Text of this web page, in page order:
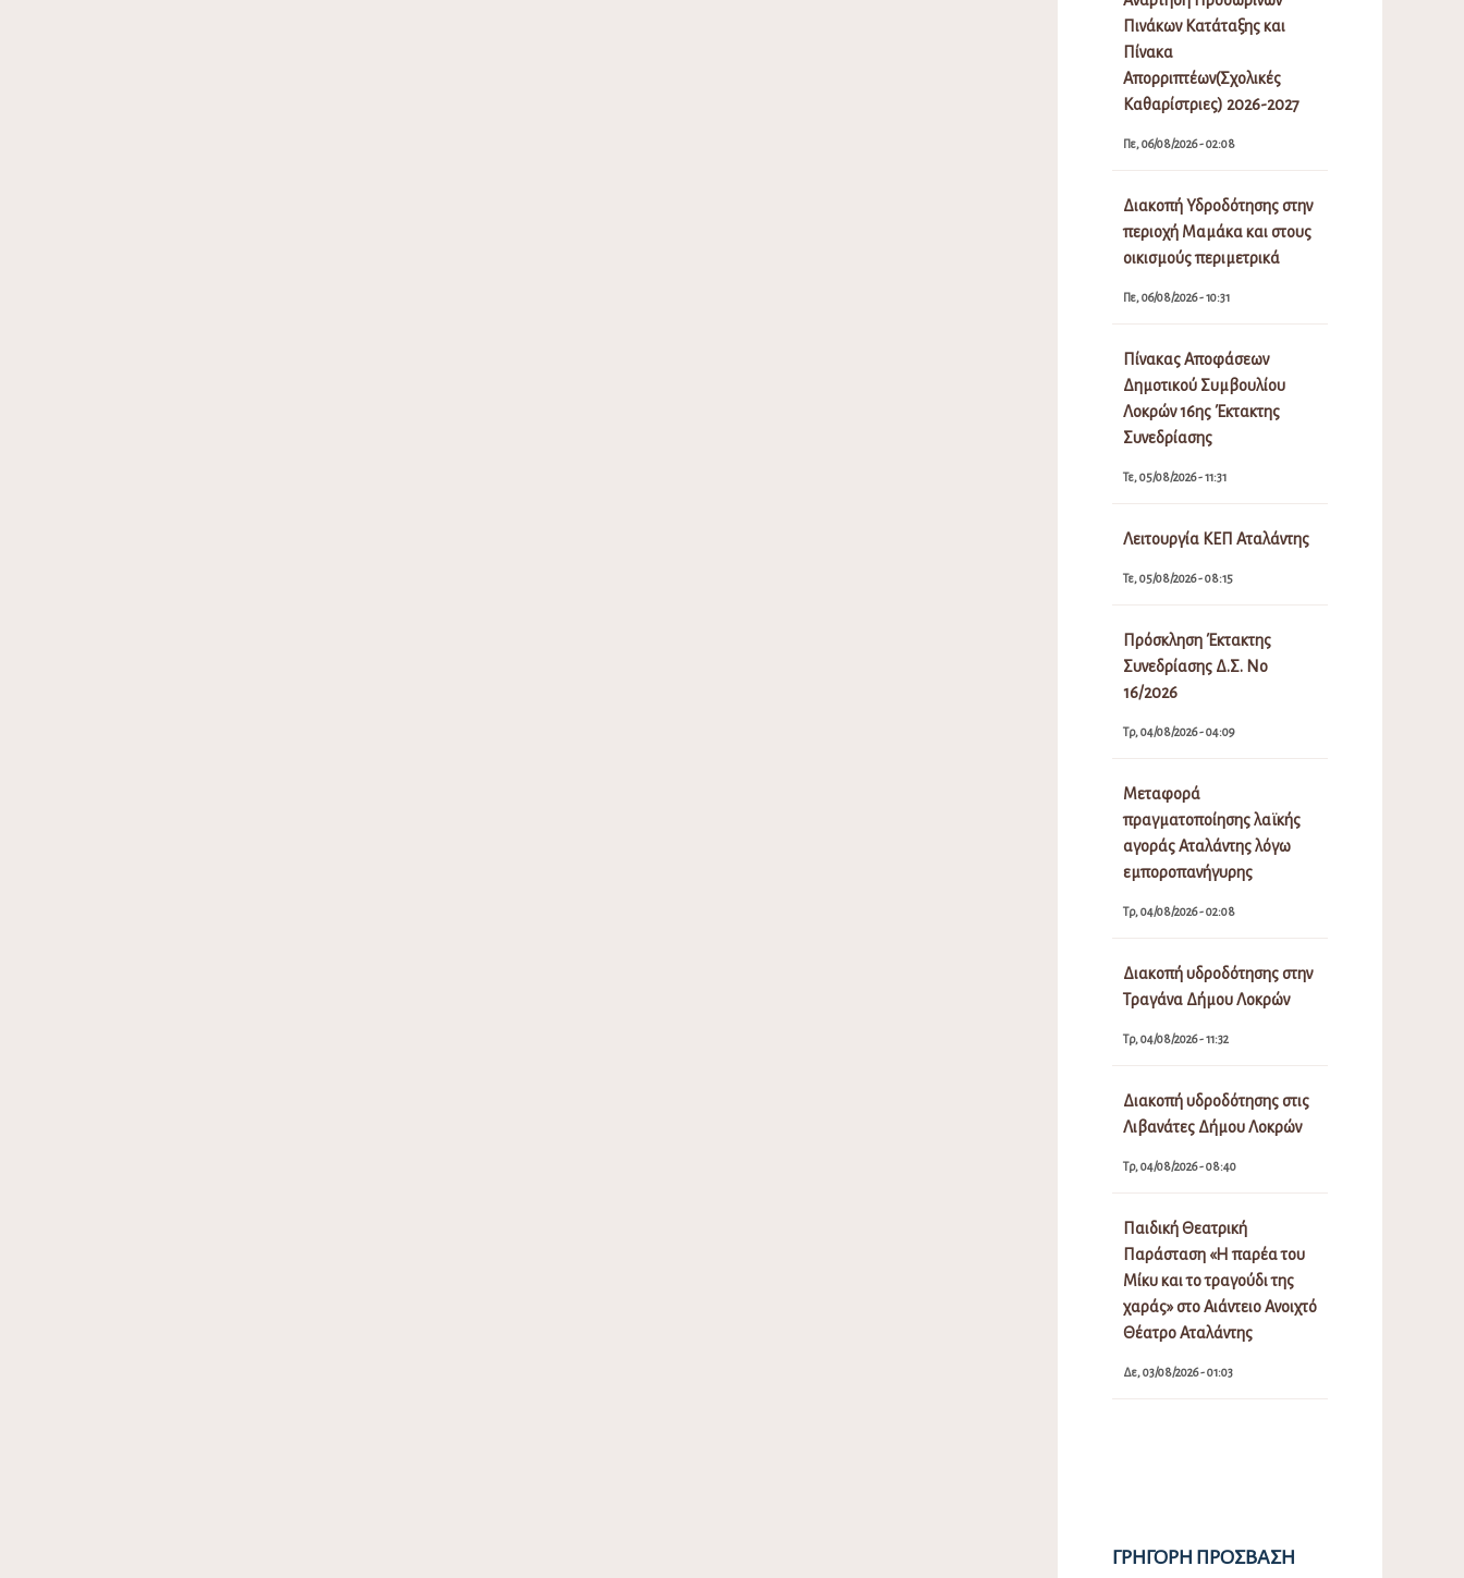
Πινάκων Κατάταξης και
Πίνακα
Απορριπτέων(Σχολικές
Καθαρίστριες) 2026-2027
Πε, 06/08/2026 - 02:08
Διακοπή Υδροδότησης στην
περιοχή Μαμάκα και στους
οικισμούς περιμετρικά
Πε, 06/08/2026 - 10:31
Πίνακας Αποφάσεων
Δημοτικού Συμβουλίου
Λοκρών 16ης Έκτακτης
Συνεδρίασης
Τε, 05/08/2026 - 11:31
Λειτουργία ΚΕΠ Αταλάντης
Τε, 05/08/2026 - 08:15
Πρόσκληση Έκτακτης
Συνεδρίασης Δ.Σ. Νο
16/2026
Τρ, 04/08/2026 - 04:09
Μεταφορά
πραγματοποίησης λαϊκής
αγοράς Αταλάντης λόγω
εμποροπανήγυρης
Τρ, 04/08/2026 - 02:08
Διακοπή υδροδότησης στην
Τραγάνα Δήμου Λοκρών
Τρ, 04/08/2026 - 11:32
Διακοπή υδροδότησης στις
Λιβανάτες Δήμου Λοκρών
Τρ, 04/08/2026 - 08:40
Παιδική Θεατρική
Παράσταση «Η παρέα του
Μίκυ και το τραγούδι της
χαράς» στο Αιάντειο Ανοιχτό
Θέατρο Αταλάντης
Δε, 03/08/2026 - 01:03
ΓΡΉΓΟΡΗ ΠΡΌΣΒΑΣΗ